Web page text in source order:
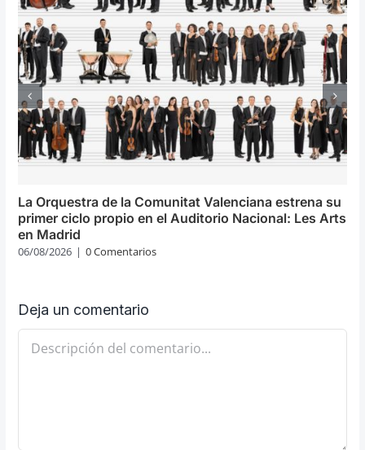
La Orquestra de la Comunitat Valenciana estrena su
primer ciclo propio en el Auditorio Nacional: Les Arts
en Madrid
06/08/2026 | 0 Comentarios
Deja un comentario
Comentario